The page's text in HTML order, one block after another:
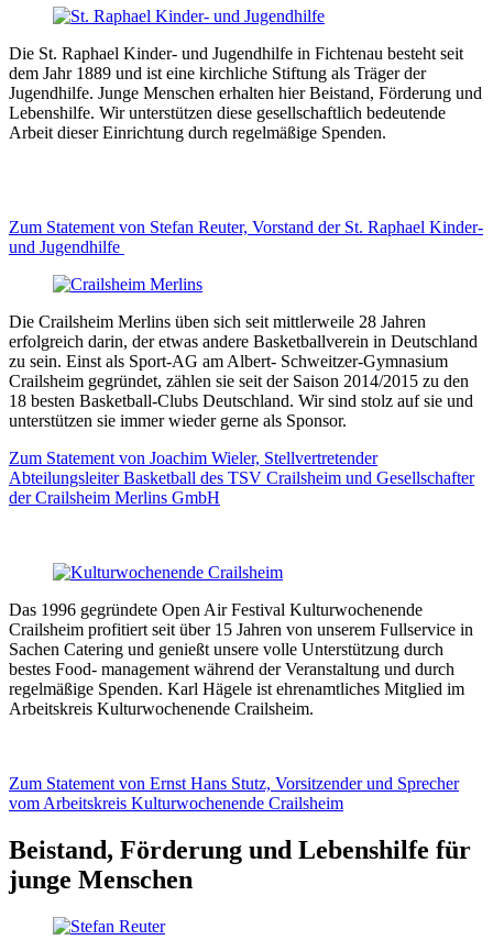
Die St. Raphael Kinder- und Jugendhilfe in Fichtenau besteht seit
dem Jahr 1889 und ist eine kirchliche Stiftung als Träger der
Jugendhilfe. Junge Menschen erhalten hier Beistand, Förderung und
Lebenshilfe. Wir unterstützen diese gesellschaftlich bedeutende
Arbeit dieser Einrichtung durch regelmäßige Spenden.
Zum Statement von Stefan Reuter, Vorstand der St. Raphael Kinder-
und Jugendhilfe
Die Crailsheim Merlins üben sich seit mittlerweile 28 Jahren
erfolgreich darin, der etwas andere Basketballverein in Deutschland
zu sein. Einst als Sport-AG am Albert- Schweitzer-Gymnasium
Crailsheim gegründet, zählen sie seit der Saison 2014/2015 zu den
18 besten Basketball-Clubs Deutschland. Wir sind stolz auf sie und
unterstützen sie immer wieder gerne als Sponsor.
Zum Statement von Joachim Wieler, Stellvertretender
Abteilungsleiter Basketball des TSV Crailsheim und Gesellschafter
der Crailsheim Merlins GmbH
Das 1996 gegründete Open Air Festival Kulturwochenende
Crailsheim profitiert seit über 15 Jahren von unserem Fullservice in
Sachen Catering und genießt unsere volle Unterstützung durch
bestes Food- management während der Veranstaltung und durch
regelmäßige Spenden. Karl Hägele ist ehrenamtliches Mitglied im
Arbeitskreis Kulturwochenende Crailsheim.
Zum Statement von Ernst Hans Stutz, Vorsitzender und Sprecher
vom Arbeitskreis Kulturwochenende Crailsheim
Beistand, Förderung und Lebenshilfe für
junge Menschen